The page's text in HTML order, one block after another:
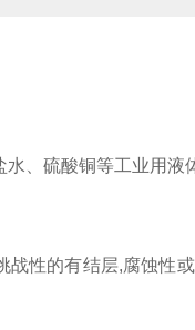
水、硫酸铜等工业用液
战性的有结层,腐蚀性